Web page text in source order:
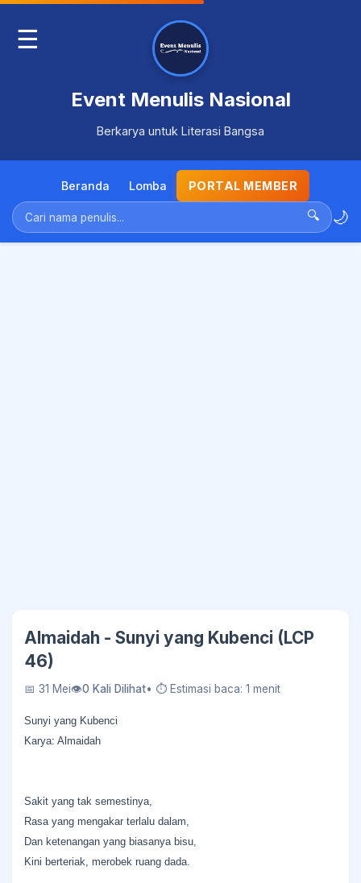
☰
Event Menulis Nasional
Berkarya untuk Literasi Bangsa
Beranda Lomba PORTAL MEMBER
🔍 🌙
Almaidah - Sunyi yang Kubenci (LCP
46)
📅 31 Mei👁0 Kali Dilihat• ⏱ Estimasi baca: 1 menit
Sunyi yang Kubenci
Karya: Almaidah
Sakit yang tak semestinya,
Rasa yang mengakar terlalu dalam,
Dan ketenangan yang biasanya bisu,
Kini berteriak, merobek ruang dada.